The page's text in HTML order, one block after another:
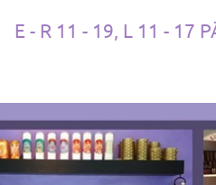
E - R 11 - 19, L 11 - 17